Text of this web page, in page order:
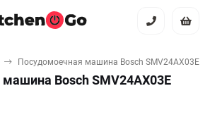
Посудомоечная машина Bosch SMV24AX03E
Bosch SMV24AX03E